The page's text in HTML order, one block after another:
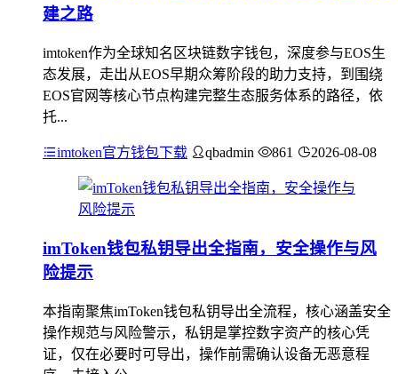
建之路
imtoken作为全球知名区块链数字钱包，深度参与EOS生
态发展，走出从EOS早期众筹阶段的助力支持，到围绕
EOS官网等核心节点构建完整生态服务体系的路径，依
托...
imtoken官方钱包下载 qbadmin 861 2026-08-08
imToken钱包私钥导出全指南，安全操作与风
险提示
本指南聚焦imToken钱包私钥导出全流程，核心涵盖安全
操作规范与风险警示，私钥是掌控数字资产的核心凭
证，仅在必要时可导出，操作前需确认设备无恶意程